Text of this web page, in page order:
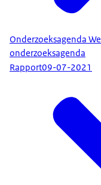
Onderzoeksagenda
onderzoeksagenda
Rapport09-07-2021